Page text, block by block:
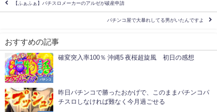
【ふぁふぁ】パチスロメーカーのアルゼが破産申請
パチンコ屋で大暴れしてる男がいたんですよ
おすすめの記事
パチンコ
確変突入率100％ 沖縄5 夜桜超旋風 初日の感想
昨日パチンコで勝ったおかげで、このままパチンコパ
チスロしなければ難なく今月過ごせる